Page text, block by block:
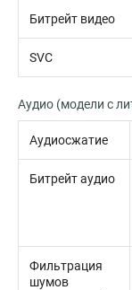
Битрейт видео
SVC
Аудио (модели с
Аудиосжатие
Битрейт аудио
Фильтрация
шумов